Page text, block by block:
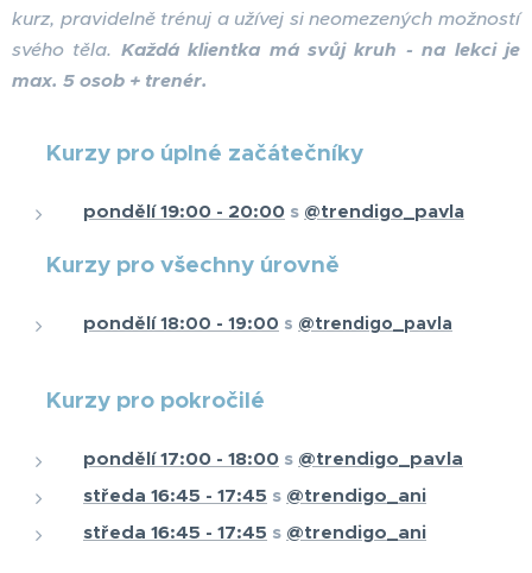
kurz, pravidelně trénuj a užívej si neomezených možností
svého těla. Každá klientka má svůj kruh - na lekci je
max. 5 osob + trenér.
Kurzy pro úplné začátečníky
pondělí 19:00 - 20:00 s @trendigo_pavla
Kurzy pro všechny úrovně
pondělí18:00 - 19:00 s @trendigo_pavla
💥 Kurzy pro pokročilé
pondělí 17:00 - 18:00 s @trendigo_pavla
středa 16:45 - 17:45 s @trendigo_ani
středa 16:45 - 17:45 s @trendigo_ani